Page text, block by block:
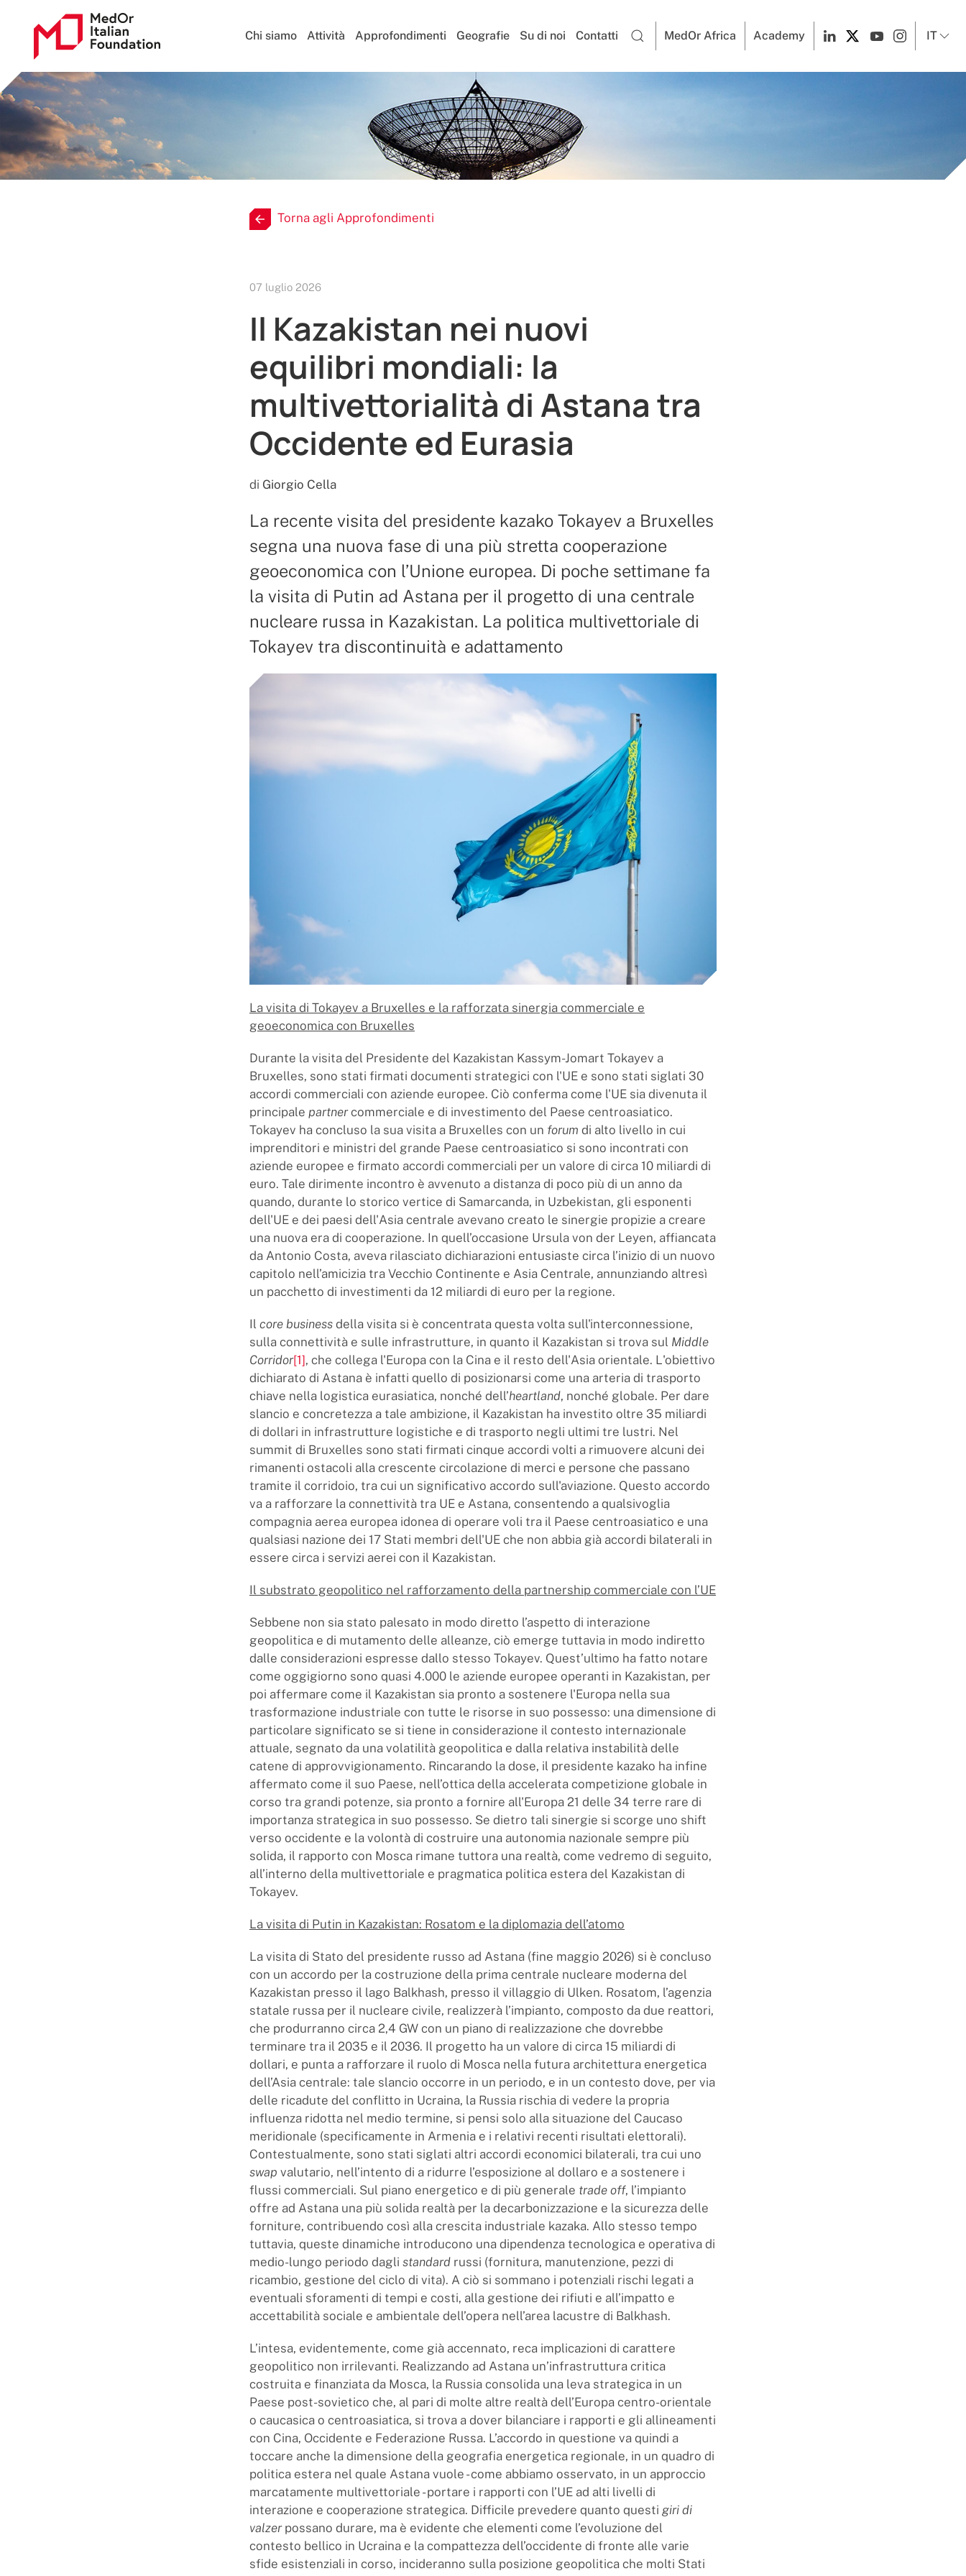
Chi siamo Attività Approfondimenti Geografie Su di noi Contatti MedOr Africa Academy IT
Torna agli Approfondimenti
07 luglio 2026
Il Kazakistan nei nuovi
equilibri mondiali: la
multivettorialità di Astana tra
Occidente ed Eurasia
di Giorgio Cella
La recente visita del presidente kazako Tokayev a Bruxelles
segna una nuova fase di una più stretta cooperazione
geoeconomica con l’Unione europea. Di poche settimane fa
la visita di Putin ad Astana per il progetto di una centrale
nucleare russa in Kazakistan. La politica multivettoriale di
Tokayev tra discontinuità e adattamento
La visita di Tokayev a Bruxelles e la rafforzata sinergia commerciale e
geoeconomica con Bruxelles
Durante la visita del Presidente del Kazakistan Kassym-Jomart Tokayev a
Bruxelles, sono stati firmati documenti strategici con l'UE e sono stati siglati 30
accordi commerciali con aziende europee. Ciò conferma come l'UE sia divenuta il
principale partnercommerciale e di investimento del Paese centroasiatico.
Tokayev ha concluso la sua visita a Bruxelles con un forum di alto livello in cui
imprenditori e ministri del grande Paese centroasiatico si sono incontrati con
aziende europee e firmato accordi commerciali per un valore di circa 10 miliardi di
euro. Tale dirimente incontro è avvenuto a distanza di poco più di un anno da
quando, durante lo storico vertice di Samarcanda, in Uzbekistan, gli esponenti
dell'UE e dei paesi dell'Asia centrale avevano creato le sinergie propizie a creare
una nuova era di cooperazione. In quell’occasione Ursula von der Leyen, affiancata
da Antonio Costa, aveva rilasciato dichiarazioni entusiaste circa l’inizio di un nuovo
capitolo nell’amicizia tra Vecchio Continente e Asia Centrale, annunziando altresì
un pacchetto di investimenti da 12 miliardi di euro per la regione.
Il core business della visita si è concentrata questa volta sull'interconnessione,
sulla connettività e sulle infrastrutture, in quanto il Kazakistan si trova sul Middle
Corridor[1], che collega l'Europa con la Cina e il resto dell'Asia orientale. L'obiettivo
dichiarato di Astana è infatti quello di posizionarsi come una arteria di trasporto
chiave nella logistica eurasiatica, nonché dell’heartland, nonché globale. Per dare
slancio e concretezza a tale ambizione, il Kazakistan ha investito oltre 35 miliardi
di dollari in infrastrutture logistiche e di trasporto negli ultimi tre lustri. Nel
summit di Bruxelles sono stati firmati cinque accordi volti a rimuovere alcuni dei
rimanenti ostacoli alla crescente circolazione di merci e persone che passano
tramite il corridoio, tra cui un significativo accordo sull'aviazione. Questo accordo
va a rafforzare la connettività tra UE e Astana, consentendo a qualsivoglia
compagnia aerea europea idonea di operare voli tra il Paese centroasiatico e una
qualsiasi nazione dei 17 Stati membri dell'UE che non abbia già accordi bilaterali in
essere circa i servizi aerei con il Kazakistan.
Il substrato geopolitico nel rafforzamento della partnership commerciale con l’UE
Sebbene non sia stato palesato in modo diretto l’aspetto di interazione
geopolitica e di mutamento delle alleanze, ciò emerge tuttavia in modo indiretto
dalle considerazioni espresse dallo stesso Tokayev. Quest’ultimo ha fatto notare
come oggigiorno sono quasi 4.000 le aziende europee operanti in Kazakistan, per
poi affermare come il Kazakistan sia pronto a sostenere l'Europa nella sua
trasformazione industriale con tutte le risorse in suo possesso: una dimensione di
particolare significato se si tiene in considerazione il contesto internazionale
attuale, segnato da una volatilità geopolitica e dalla relativa instabilità delle
catene di approvvigionamento. Rincarando la dose, il presidente kazako ha infine
affermato come il suo Paese, nell’ottica della accelerata competizione globale in
corso tra grandi potenze, sia pronto a fornire all'Europa 21 delle 34 terre rare di
importanza strategica in suo possesso. Se dietro tali sinergie si scorge uno shift
verso occidente e la volontà di costruire una autonomia nazionale sempre più
solida, il rapporto con Mosca rimane tuttora una realtà, come vedremo di seguito,
all’interno della multivettoriale e pragmatica politica estera del Kazakistan di
Tokayev.
La visita di Putin in Kazakistan: Rosatom e la diplomazia dell’atomo
La visita di Stato del presidente russo ad Astana (fine maggio 2026) si è concluso
con un accordo per la costruzione della prima centrale nucleare moderna del
Kazakistan presso il lago Balkhash, presso il villaggio di Ulken. Rosatom, l’agenzia
statale russa per il nucleare civile, realizzerà l’impianto, composto da due reattori,
che produrranno circa 2,4 GW con un piano di realizzazione che dovrebbe
terminare tra il 2035 e il 2036. Il progetto ha un valore di circa 15 miliardi di
dollari, e punta a rafforzare il ruolo di Mosca nella futura architettura energetica
dell’Asia centrale: tale slancio occorre in un periodo, e in un contesto dove, per via
delle ricadute del conflitto in Ucraina, la Russia rischia di vedere la propria
influenza ridotta nel medio termine, si pensi solo alla situazione del Caucaso
meridionale (specificamente in Armenia e i relativi recenti risultati elettorali).
Contestualmente, sono stati siglati altri accordi economici bilaterali, tra cui uno
swap valutario, nell’intento di a ridurre l’esposizione al dollaro e a sostenere i
flussi commerciali. Sul piano energetico e di più generale trade off, l’impianto
offre ad Astana una più solida realtà per la decarbonizzazione e la sicurezza delle
forniture, contribuendo così alla crescita industriale kazaka. Allo stesso tempo
tuttavia, queste dinamiche introducono una dipendenza tecnologica e operativa di
medio-lungo periodo dagli standard russi (fornitura, manutenzione, pezzi di
ricambio, gestione del ciclo di vita). A ciò si sommano i potenziali rischi legati a
eventuali sforamenti di tempi e costi, alla gestione dei rifiuti e all’impatto e
accettabilità sociale e ambientale dell’opera nell’area lacustre di Balkhash.
L’intesa, evidentemente, come già accennato, reca implicazioni di carattere
geopolitico non irrilevanti. Realizzando ad Astana un’infrastruttura critica
costruita e finanziata da Mosca, la Russia consolida una leva strategica in un
Paese post-sovietico che, al pari di molte altre realtà dell’Europa centro-orientale
o caucasica o centroasiatica, si trova a dover bilanciare i rapporti e gli allineamenti
con Cina, Occidente e Federazione Russa. L’accordo in questione va quindi a
toccare anche la dimensione della geografia energetica regionale, in un quadro di
politica estera nel quale Astana vuole - come abbiamo osservato, in un approccio
marcatamente multivettoriale - portare i rapporti con l’UE ad alti livelli di
interazione e cooperazione strategica. Difficile prevedere quanto questi giri di
valzerpossano durare, ma è evidente che elementi come l’evoluzione del
contesto bellico in Ucraina e la compattezza dell’occidente di fronte alle varie
sfide esistenziali in corso, incideranno sulla posizione geopolitica che molti Stati